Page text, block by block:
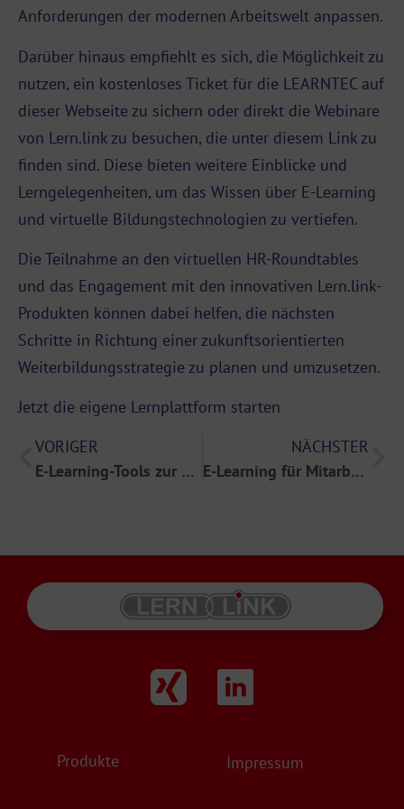
Anforderungen der modernen Arbeitswelt anpassen.
Darüber hinaus empfiehlt es sich, die Möglichkeit zu
nutzen, ein kostenloses Ticket für die LEARNTEC auf
dieser Webseite zu sichern oder direkt die Webinare
von Lern.link zu besuchen, die unter diesem Link zu
finden sind. Diese bieten weitere Einblicke und
Lerngelegenheiten, um das Wissen über E-Learning
und virtuelle Bildungstechnologien zu vertiefen.
Die Teilnahme an den virtuellen HR-Roundtables
und das Engagement mit den innovativen Lern.link-
Produkten können dabei helfen, die nächsten
Schritte in Richtung einer zukunftsorientierten
Weiterbildungsstrategie zu planen und umzusetzen.
Jetzt die eigene Lernplattform starten
VORIGER
E-Learning-Tools zur Bewertung von HR-Fähigkeiten
NÄCHSTER
E-Learning für Mitarbeitergesundheit und Qualitätskontrolle: Eine Einführung mit LEARNTEC
Produkte Impressum